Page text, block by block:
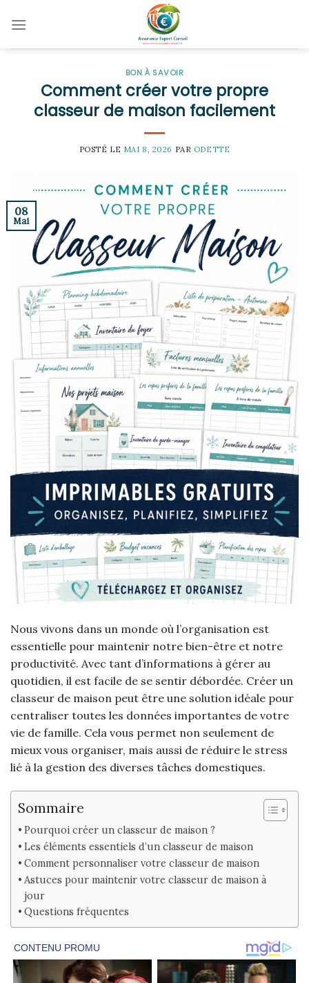
BON À SAVOIR
Comment créer votre propre
classeur de maison facilement
POSTÉ LE MAI 8, 2026 PAR ODETTE
08
Mai
Nous vivons dans un monde où l’organisation est
essentielle pour maintenir notre bien-être et notre
productivité. Avec tant d’informations à gérer au
quotidien, il est facile de se sentir débordée. Créer un
classeur de maison peut être une solution idéale pour
centraliser toutes les données importantes de votre
vie de famille. Cela vous permet non seulement de
mieux vous organiser, mais aussi de réduire le stress
lié à la gestion des diverses tâches domestiques.
Sommaire
Pourquoi créer un classeur de maison ?
Les éléments essentiels d’un classeur de maison
Comment personnaliser votre classeur de maison
Astuces pour maintenir votre classeur de maison à
jour
Questions fréquentes